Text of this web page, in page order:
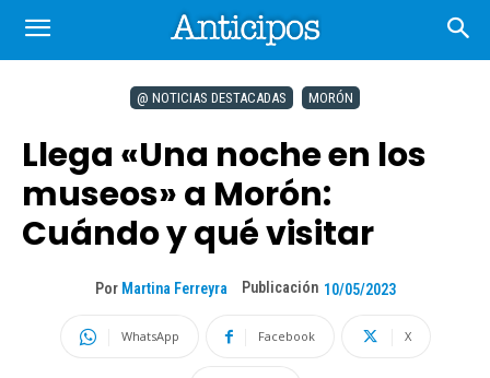
@ NOTICIAS DESTACADAS MORÓN
Llega «Una noche en los
museos» a Morón:
Cuándo y qué visitar
Por Martina Ferreyra Publicación 10/05/2023
WhatsApp Facebook X